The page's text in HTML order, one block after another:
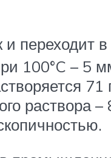
и
100°C – 5
71
раствора –